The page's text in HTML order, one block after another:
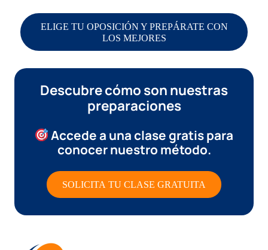
ELIGE TU OPOSICIÓN Y PREPÁRATE CON
LOS MEJORES
Descubre cómo son nuestras
preparaciones
Accede a una clase gratispara
conocer nuestro método.
SOLICITA TU CLASE GRATUITA